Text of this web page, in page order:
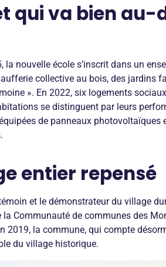
qui va bien au-
la nouvelle école s’inscrit dans un
collective au bois, des jardins
». En 2022, six logements
se distinguent par leurs
de panneaux photovoltaïques
entier repensé
et le démonstrateur du village
la Communauté de communes des
2019, la commune, qui compte
du village historique.